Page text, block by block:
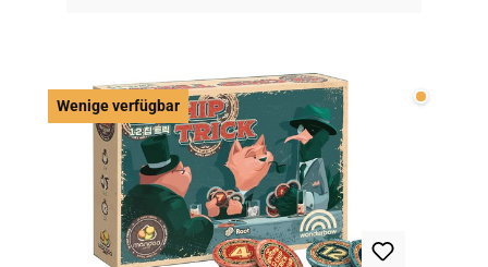
Wenige verfügbar Wenige